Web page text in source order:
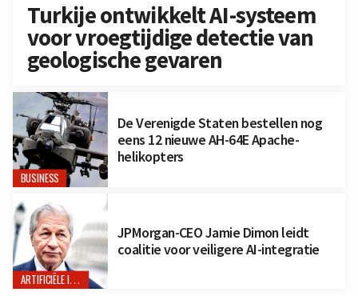
Turkije ontwikkelt AI-systeem
voor vroegtijdige detectie van
geologische gevaren
BUSINESS
De Verenigde Staten bestellen nog
eens 12 nieuwe AH-64E Apache-
helikopters
ARTIFICIËLE INTELLIGENTIE
JPMorgan-CEO Jamie Dimon leidt
coalitie voor veiligere AI-integratie